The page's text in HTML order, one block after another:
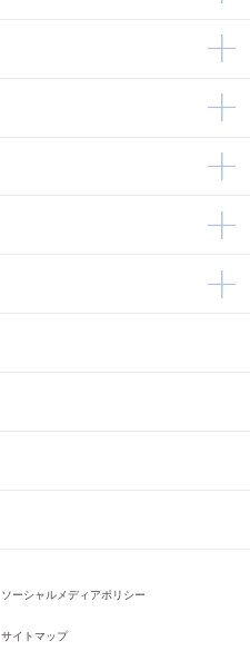
ソーシャルメディアポリシー
サイトマップ